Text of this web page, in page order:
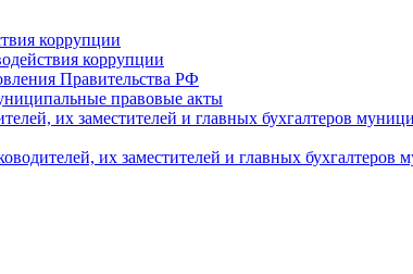
коррупции
коррупции
Правительства РФ
правовые акты
их заместителей и главных бухгалтеров
их заместителей и главных